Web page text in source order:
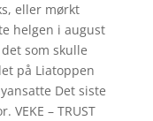
eller mørkt
helgen i august
som skulle
på Liatoppen
Det siste
– TRUST